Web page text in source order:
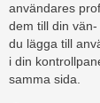
användares
dem till din
du lägga till
i din
samma sida.